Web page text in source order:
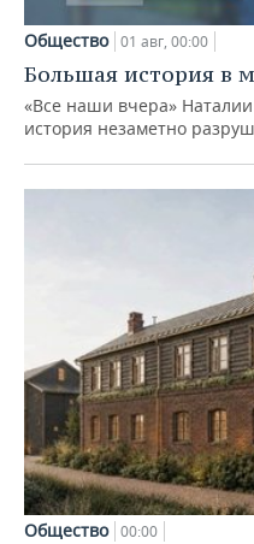
Общество 01 авг, 00:00
Большая история в
«Все наши вчера»
история незаметно
Общество 00:00